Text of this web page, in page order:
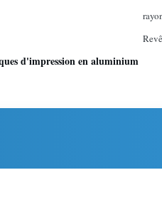
d'impression en aluminium